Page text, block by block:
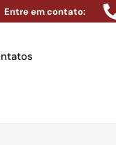
Entre em contato: